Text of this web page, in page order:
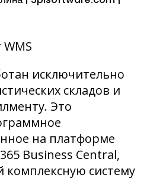
исключительно
складов и
Это
на платформе
Business Central,
комплексную систему